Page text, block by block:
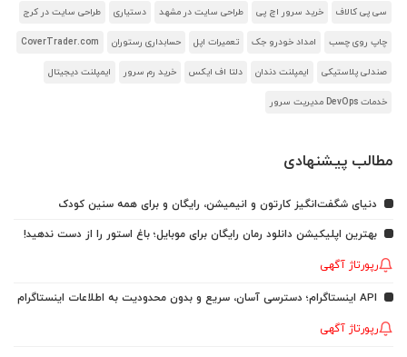
سی پی کالاف خرید سرور اچ پی طراحی سایت در مشهد دستیاری طراحی سایت در کرج
چاپ روی چسب امداد خودرو جک تعمیرات اپل حسابداری رستوران CoverTrader.com
صندلی پلاستیکی ایمپلنت دندان دلتا اف ایکس خرید رم سرور ایمپلنت دیجیتال
خدمات DevOps مدیریت سرور
مطالب پیشنهادی
دنیای شگفت‌انگیز کارتون و انیمیشن، رایگان و برای همه سنین کودک
بهترین اپلیکیشن دانلود رمان رایگان برای موبایل؛ باغ استور را از دست ندهید!
رپورتاژ آگهی
API اینستاگرام؛ دسترسی آسان، سریع و بدون محدودیت به اطلاعات اینستاگرام
رپورتاژ آگهی